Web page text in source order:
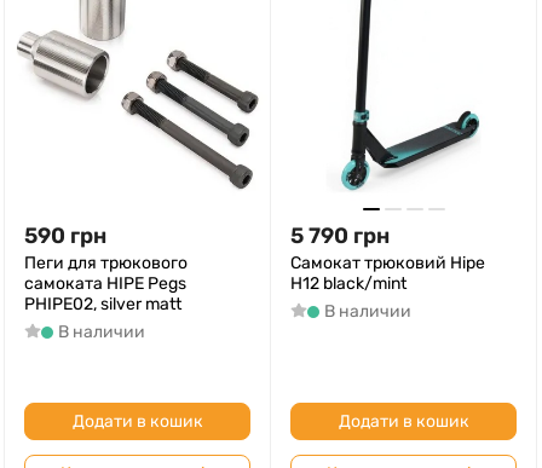
590 грн
Пеги для трюкового
самоката HIPE Pegs
PHIPE02, silver matt
В наличии
Додати в кошик
5 790 грн
Самокат трюковий Hipe
H12 black/mint
В наличии
Додати в кошик